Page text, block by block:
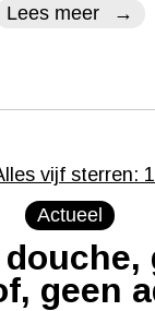
Lees meer
Actueel
geen